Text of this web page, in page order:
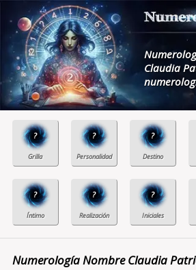
Claudia
? ? ?
? ? ?
Numerología Nombre Claudia